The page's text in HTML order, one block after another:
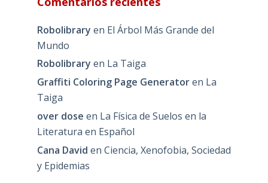
Robolibrary en El Árbol Más Grande del
Mundo
Robolibrary en La Taiga
Graffiti Coloring Page Generatoren La
Taiga
over dose en La Física de Suelos en la
Literatura en Español
Cana David en Ciencia, Xenofobia, Sociedad
y Epidemias